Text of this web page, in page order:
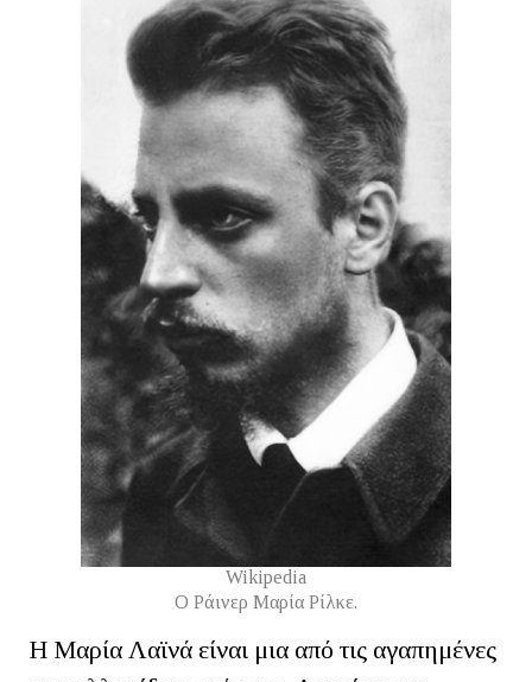
Wikipedia
Ο Ράινερ Μαρία Ρίλκε.
Η Μαρία Λαϊνά είναι μια από τις αγαπημένες